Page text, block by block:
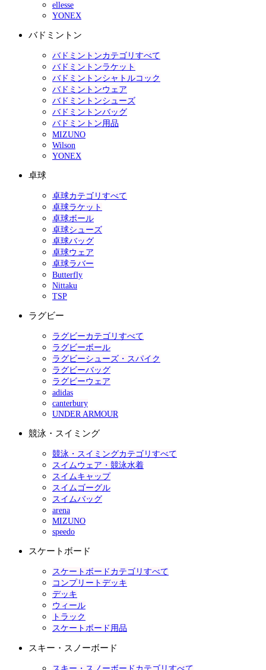
ellesse
YONEX
バドミントン
バドミントンカテゴリすべて
バドミントンラケット
バドミントンシャトルコック
バドミントンウェア
バドミントンシューズ
バドミントンバッグ
バドミントン用品
MIZUNO
Wilson
YONEX
卓球
卓球カテゴリすべて
卓球ラケット
卓球ボール
卓球シューズ
卓球バッグ
卓球ウェア
卓球ラバー
Butterfly
Nittaku
TSP
ラグビー
ラグビーカテゴリすべて
ラグビーボール
ラグビーシューズ・スパイク
ラグビーバッグ
ラグビーウェア
adidas
canterbury
UNDER ARMOUR
競泳・スイミング
競泳・スイミングカテゴリすべて
スイムウェア・競泳水着
スイムキャップ
スイムゴーグル
スイムバッグ
arena
MIZUNO
speedo
スケートボード
スケートボードカテゴリすべて
コンプリートデッキ
デッキ
ウィール
トラック
スケートボード用品
スキー・スノーボード